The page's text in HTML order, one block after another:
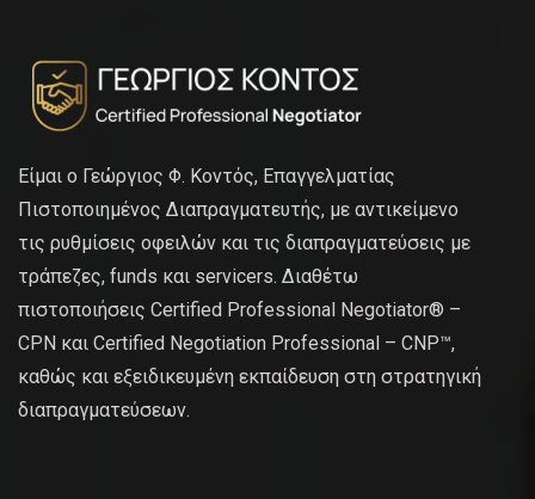
Είμαι ο Γεώργιος Φ. Κοντός, Επαγγελματίας
Πιστοποιημένος Διαπραγματευτής, με αντικείμενο
τις ρυθμίσεις οφειλών και τις διαπραγματεύσεις με
τράπεζες, funds και servicers. Διαθέτω
πιστοποιήσεις Certified Professional Negotiator® –
CPN και Certified Negotiation Professional – CNP™,
καθώς και εξειδικευμένη εκπαίδευση στη στρατηγική
διαπραγματεύσεων.